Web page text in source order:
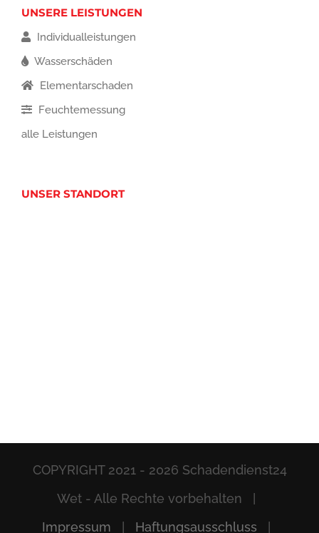
UNSERE LEISTUNGEN
Individualleistungen
Wasserschäden
Elementarschaden
Feuchtemessung
alle Leistungen
UNSER STANDORT
COPYRIGHT 2021 - 2026 Schadendienst24
Wet - Alle Rechte vorbehalten |
Impressum
Haftungsausschluss